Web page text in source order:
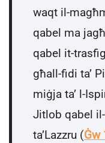
waqt il-
qabel ma
qabel it-
għall-fidi ta’
miġja ta’ l-
Jitlob qabel
ta’Lazzru (Ġw